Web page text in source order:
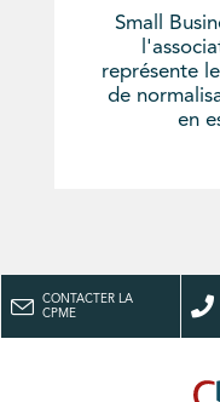
Small
représente
de
en
CONTACTER LA
CPME